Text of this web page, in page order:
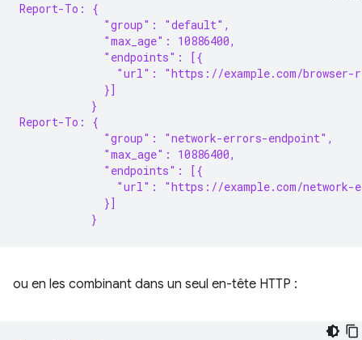
Report-To: {
             "group": "default",
             "max_age": 10886400,
             "endpoints": [{
"url": "https://example.com/browser-
             }]
           }
Report-To: {
             "group": "network-errors-endpoint",
             "max_age": 10886400,
             "endpoints": [{
"url": "https://example.com/network-
             }]
           }
ou en les combinant dans un seul en-tête HTTP :